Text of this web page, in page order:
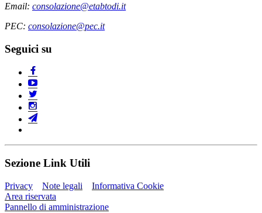
Email: consolazione@etabtodi.it
PEC: consolazione@pec.it
Seguici su
Sezione Link Utili
Privacy Note legali
Informativa Cookie
Area riservata
Pannello di amministrazione